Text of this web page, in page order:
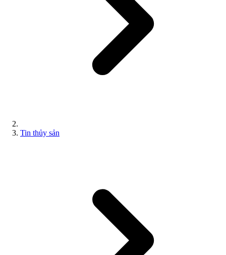
Tin thủy sản